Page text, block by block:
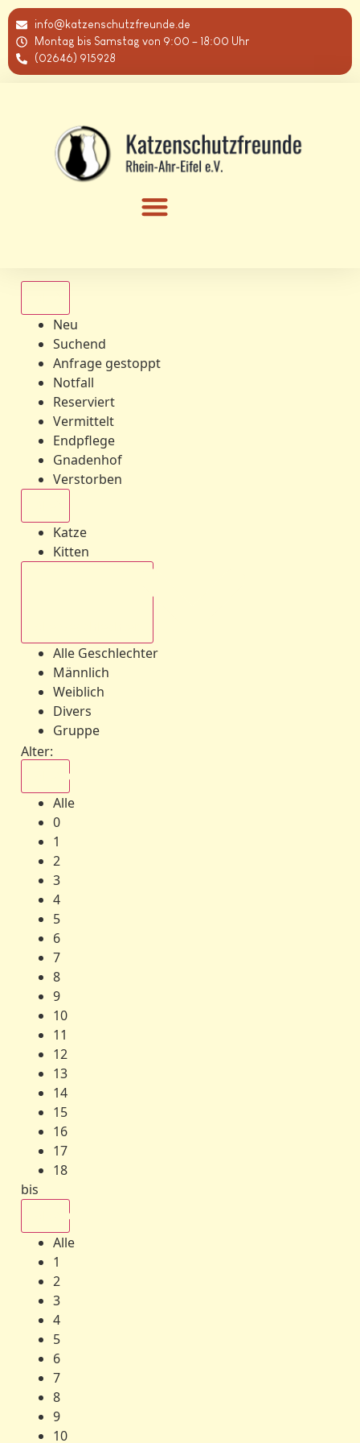
info@katzenschutzfreunde.de
Montag bis Samstag von 9:00 – 18:00 Uhr
(02646) 915928
Neu
Suchend
Anfrage gestoppt
Notfall
Reserviert
Vermittelt
Endpflege
Gnadenhof
Verstorben
Katze
Kitten
Alle Geschlechter
Männlich
Weiblich
Divers
Gruppe
Alter:
Alle
0
1
2
3
4
5
6
7
8
9
10
11
12
13
14
15
16
17
18
bis
Alle
1
2
3
4
5
6
7
8
9
10